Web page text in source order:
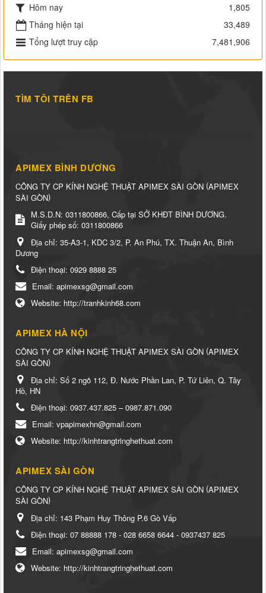
Hôm nay
1,805
Tháng hiện tại
33,489
Tổng lượt truy cập
7,481,906
TÌM TÔI TRÊN FB
APIMEX BÌNH DƯƠNG
CÔNG TY CP KÍNH NGHỆ THUẬT APIMEX SÀI GÒN (APIMEX
SÀI GÒN)
M.S.D.N: 0311800866, Cấp tại SỞ KHĐT BÌNH DƯƠNG.
Giấy phép số: 0311800866
Địa chỉ: 35-A3-1, KDC 3/2, P. An Phú, TX. Thuận An, Bình
Dương
Điện thoại: 0929 8888 25
Email: apimexsg@gmail.com
Website: http://tranhkinh68.com
APIMEX HÀ NỘI
CÔNG TY CP KÍNH NGHỆ THUẬT APIMEX SÀI GÒN (APIMEX
SÀI GÒN)
Địa chỉ: Số 2 ngõ 112, Đ. Nước Phần Lan, P. Tứ Liên, Q. Tây
Hồ, HN
Điện thoại: 0937.437.825 – 0987.871.090
Email: vpapimexhn@gmail.com
Website: http://kinhtrangtringhethuat.com
APIMEX SÀI GÒN
CÔNG TY CP KÍNH NGHỆ THUẬT APIMEX SÀI GÒN (APIMEX
SÀI GÒN)
Địa chỉ: 143 Phạm Huy Thông P.6 Gò Vấp
Điện thoại: 07 88888 178 - 028 6658 6644 - 0937437 825
Email: apimexsg@gmail.com
Website: http://kinhtrangtringhethuat.com